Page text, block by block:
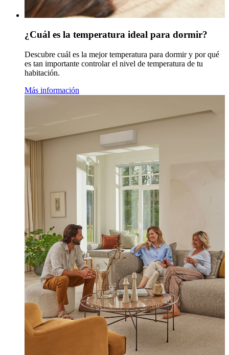
¿Cuál es la temperatura ideal para dormir?
Descubre cuál es la mejor temperatura para dormir y por qué
es tan importante controlar el nivel de temperatura de tu
habitación.
Más información